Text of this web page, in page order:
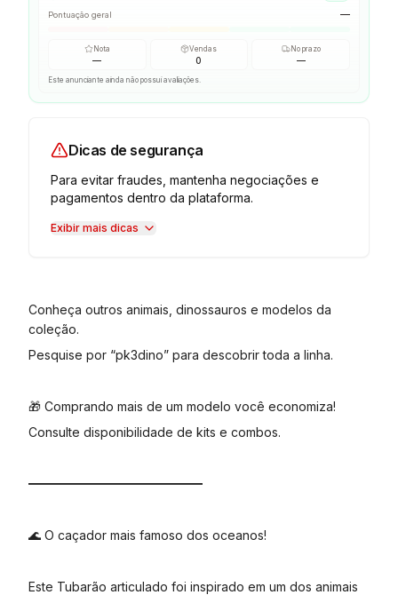
Pontuação geral —
Nota
—
Vendas
0
No prazo
—
Este anunciante ainda não possui avaliações.
Dicas de segurança
Para evitar fraudes, mantenha negociações e
pagamentos dentro da plataforma.
Exibir mais dicas
Conheça outros animais, dinossauros e modelos da
coleção.
Pesquise por “pk3dino” para descobrir toda a linha.
🎁 Comprando mais de um modelo você economiza!
Consulte disponibilidade de kits e combos.
━━━━━━━━━━━━━━
🌊 O caçador mais famoso dos oceanos!
Este Tubarão articulado foi inspirado em um dos animais